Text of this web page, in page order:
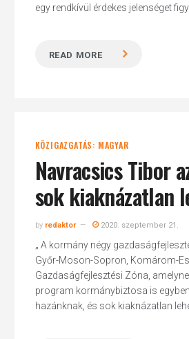
egy rendkívül érdekes jelenséget
READ MORE
KÖZIGAZGATÁS: MAGYAR
Navracsics Tibor
sok kiaknázatlan
by redaktor 2020. szeptember 21.
„ A kormány négy
Győr-Moson-Sopron, Komárom-
Gazdaságfejlesztési Zóna,
program kormánybiztosa is
hazánknak, és sok kiaknázatlan